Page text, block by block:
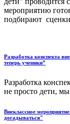
мероприятию
подбирают
Разработка конспекта
теперь ученики”
Разработка
не просто дети,
Внеклассное
догадываться"